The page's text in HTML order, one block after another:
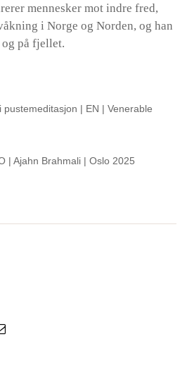
mennesker mot indre fred,
i Norge og Norden, og han
på fjellet.
| EN | Venerable
| Ajahn Brahmali | Oslo 2025